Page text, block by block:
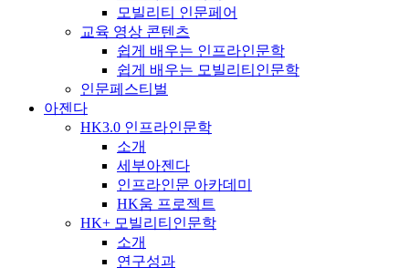
모빌리티 인문페어
교육 영상 콘텐츠
쉽게 배우는 인프라인문학
쉽게 배우는 모빌리티인문학
인문페스티벌
아젠다
HK3.0 인프라인문학
소개
세부아젠다
인프라인문 아카데미
HK움 프로젝트
HK+ 모빌리티인문학
소개
연구성과